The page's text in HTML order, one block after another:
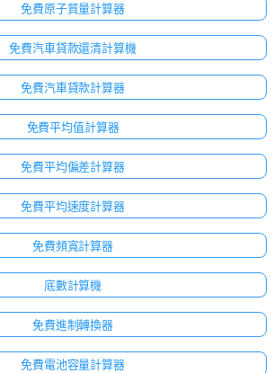
免費原子質量計算器
免費汽車貸款還清計算機
免費汽車貸款計算器
免費平均值計算器
免費平均偏差計算器
免費平均速度計算器
免費頻寬計算器
底數計算機
免費進制轉換器
免費電池容量計算器